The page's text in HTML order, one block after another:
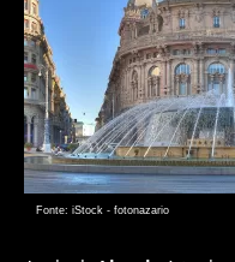
Fonte: iStock - fotonazario